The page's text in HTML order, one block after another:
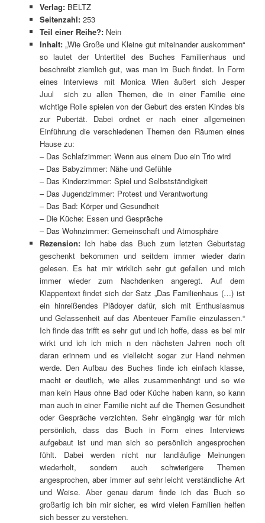
Verlag: BELTZ
Seitenzahl:253
Teil einer Reihe?: Nein
Inhalt: „Wie Große und Kleine gut miteinander auskommen“
so lautet der Untertitel des Buches Familienhaus und
beschreibt ziemlich gut, was man im Buch findet. In Form
eines Interviews mit Monica Wien äußert sich Jesper
Juul sich zu allen Themen, die in einer Familie eine
wichtige Rolle spielen von der Geburt des ersten Kindes bis
zur Pubertät. Dabei ordnet er nach einer allgemeinen
Einführung die verschiedenen Themen den Räumen eines
Hause zu:
– Das Schlafzimmer: Wenn aus einem Duo ein Trio wird
– Das Babyzimmer: Nähe und Gefühle
– Das Kinderzimmer: Spiel und Selbstständigkeit
– Das Jugendzimmer: Protest und Verantwortung
– Das Bad: Körper und Gesundheit
– Die Küche: Essen und Gespräche
– Das Wohnzimmer: Gemeinschaft und Atmosphäre
Rezension: Ich habe das Buch zum letzten Geburtstag
geschenkt bekommen und seitdem immer wieder darin
gelesen. Es hat mir wirklich sehr gut gefallen und mich
immer wieder zum Nachdenken angeregt. Auf dem
Klappentext findet sich der Satz „Das Familienhaus (…) ist
ein hinreißendes Plädoyer dafür, sich mit Enthusiasmus
und Gelassenheit auf das Abenteuer Familie einzulassen.“
Ich finde das trifft es sehr gut und ich hoffe, dass es bei mir
wirkt und ich ich mich n den nächsten Jahren noch oft
daran erinnern und es vielleicht sogar zur Hand nehmen
werde. Den Aufbau des Buches finde ich einfach klasse,
macht er deutlich, wie alles zusammenhängt und so wie
man kein Haus ohne Bad oder Küche haben kann, so kann
man auch in einer Familie nicht auf die Themen Gesundheit
oder Gespräche verzichten. Sehr eingängig war für mich
persönlich, dass das Buch in Form eines Interviews
aufgebaut ist und man sich so persönlich angesprochen
fühlt. Dabei werden nicht nur landläufige Meinungen
wiederholt, sondern auch schwierigere Themen
angesprochen, aber immer auf sehr leicht verständliche Art
und Weise. Aber genau darum finde ich das Buch so
großartig ich bin mir sicher, es wird vielen Familien helfen
sich besser zu verstehen.